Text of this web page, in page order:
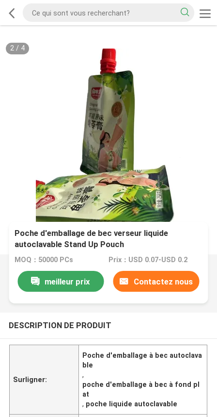
2/ 4
Poche d'emballage de bec verseur liquide
autoclavable Stand Up Pouch
MOQ：50000 PCs Prix：USD 0.07-USD 0.2
meilleur prix Contactez nous
DESCRIPTION DE PRODUIT
Surligner:
Poche d'emballage à bec autoclava
ble
,
poche d'emballage à bec à fond pl
at
, poche liquide autoclavable